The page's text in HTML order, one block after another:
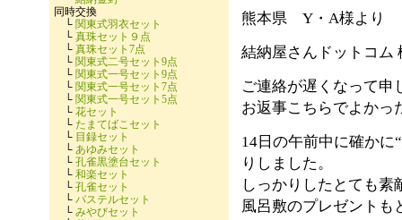
熊本県 Y・A様より
結納屋さんドットコム
ご連絡が遅くなって申
お返事こちらでよかっ
14日の午前中に確かに
りしました。
しっかりしたとても素
風呂敷のプレゼントも
同時交換
└ 関東式羽衣セット
└ 真珠セット９点
└ 真珠セット7点
└ 関東式二号セット9点
└ 関東式一号セット9点
└ 関東式一号セット7点
└ 関東式一号セット5点
└ 花セット
└ たまてばこセット
└ 目録セット
└ あゆみセット
└ 孔雀黒塗台セット
└ 和楽セット
└ 孔雀セット
└ パステルセット
└ みやびセット